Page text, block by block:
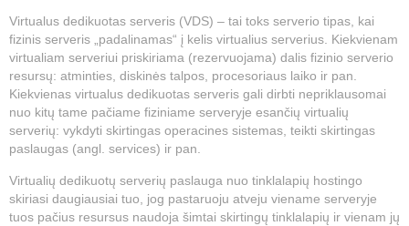
Virtualus dedikuotas serveris (VDS) – tai toks serverio tipas, kai
fizinis serveris „padalinamas“ į kelis virtualius serverius. Kiekvienam
virtualiam serveriui priskiriama (rezervuojama) dalis fizinio serverio
resursų: atminties, diskinės talpos, procesoriaus laiko ir pan.
Kiekvienas virtualus dedikuotas serveris gali dirbti nepriklausomai
nuo kitų tame pačiame fiziniame serveryje esančių virtualių
serverių: vykdyti skirtingas operacines sistemas, teikti skirtingas
paslaugas (angl. services) ir pan.
Virtualių dedikuotų serverių paslauga nuo tinklalapių hostingo
skiriasi daugiausiai tuo, jog pastaruoju atveju viename serveryje
tuos pačius resursus naudoja šimtai skirtingų tinklalapių ir vienam jų